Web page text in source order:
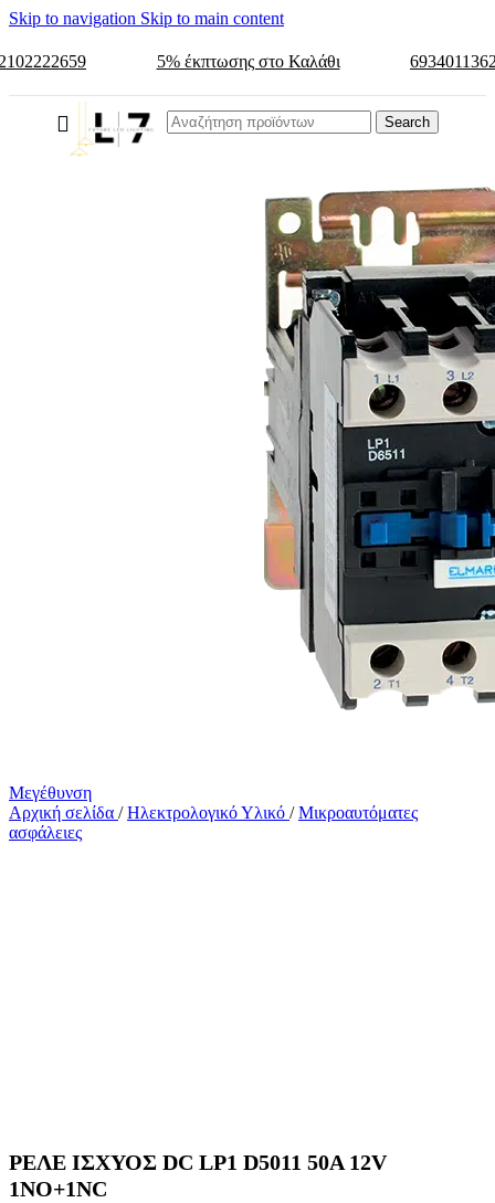
Skip to navigation Skip to main content
5% έκπτωσης στο Καλάθι
Search
Μεγέθυνση
Αρχική σελίδα / Ηλεκτρολογικό Υλικό / Μικροαυτόματες
ασφάλειες
ΡΕΛΕ ΙΣΧΥΟΣ DC LP1 D5011 50A 12V
1ΝΟ+1NC